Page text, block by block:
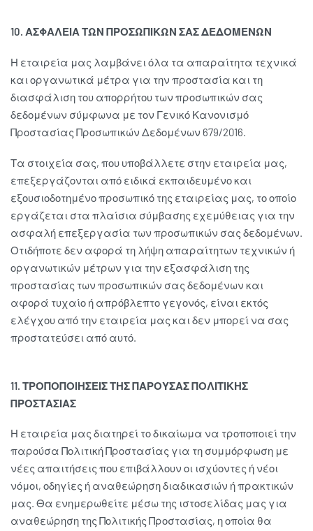
10. ΑΣΦΑΛΕΙΑ ΤΩΝ ΠΡΟΣΩΠΙΚΩΝ ΣΑΣ ΔΕΔΟΜΕΝΩΝ
Η εταιρεία μας λαμβάνει όλα τα απαραίτητα τεχνικά
και οργανωτικά μέτρα για την προστασία και τη
διασφάλιση του απορρήτου των προσωπικών σας
δεδομένων σύμφωνα με τον Γενικό Κανονισμό
Προστασίας Προσωπικών Δεδομένων 679/2016.
Τα στοιχεία σας, που υποβάλλετε στην εταιρεία μας,
επεξεργάζονται από ειδικά εκπαιδευμένο και
εξουσιοδοτημένο προσωπικό της εταιρείας μας, το οποίο
εργάζεται στα πλαίσια σύμβασης εχεμύθειας για την
ασφαλή επεξεργασία των προσωπικών σας δεδομένων.
Οτιδήποτε δεν αφορά τη λήψη απαραίτητων τεχνικών ή
οργανωτικών μέτρων για την εξασφάλιση της
προστασίας των προσωπικών σας δεδομένων και
αφορά τυχαίο ή απρόβλεπτο γεγονός, είναι εκτός
ελέγχου από την εταιρεία μας και δεν μπορεί να σας
προστατεύσει από αυτό.
11. ΤΡΟΠΟΠΟΙΗΣΕΙΣ ΤΗΣ ΠΑΡΟΥΣΑΣ ΠΟΛΙΤΙΚΗΣ
ΠΡΟΣΤΑΣΙΑΣ
Η εταιρεία μας διατηρεί το δικαίωμα να τροποποιεί την
παρούσα Πολιτική Προστασίας για τη συμμόρφωση με
νέες απαιτήσεις που επιβάλλουν οι ισχύοντες ή νέοι
νόμοι, οδηγίες ή αναθεώρηση διαδικασιών ή πρακτικών
μας. Θα ενημερωθείτε μέσω της ιστοσελίδας μας για
αναθεώρηση της Πολιτικής Προστασίας, η οποία θα